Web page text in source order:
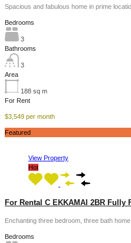
Spacious and fabulous home in prime
Bedrooms
3
Bathrooms
3
Area
188 sq m
For Rent
$3,549 per month
Featured
View Property
Hot
For Rental C EKKAMAI 2BR Fully
Enchanting three bedroom, three bath
Bedrooms